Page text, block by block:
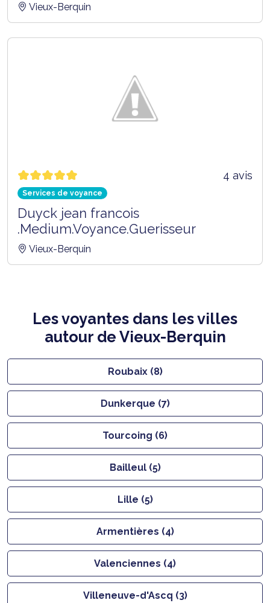
Vieux-Berquin
4 avis
Services de voyance
Duyck jean francois
.Medium.Voyance.Guerisseur
Vieux-Berquin
Les voyantes dans les villes
autour de Vieux-Berquin
Roubaix (8)
Dunkerque (7)
Tourcoing (6)
Bailleul (5)
Lille (5)
Armentières (4)
Valenciennes (4)
Villeneuve-d'Ascq (3)